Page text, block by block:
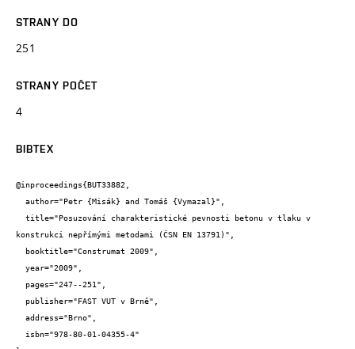
STRANY DO
251
STRANY POČET
4
BIBTEX
@inproceedings{BUT33882,
konstrukci nepřímými metodami (ČSN EN 13791)",